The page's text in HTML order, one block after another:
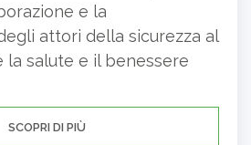
e la
attori della sicurezza al
la salute e il benessere
SCOPRI DI PIÙ